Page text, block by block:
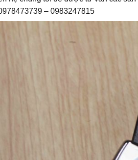
– 0983247815